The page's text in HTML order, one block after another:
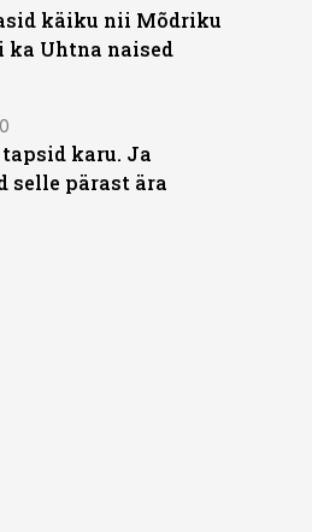
käiku nii Mõdriku
ka Uhtna naised
karu. Ja
selle pärast ära